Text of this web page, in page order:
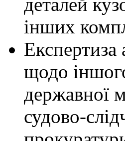
інших
Експертиза
щодо
державної
судово-